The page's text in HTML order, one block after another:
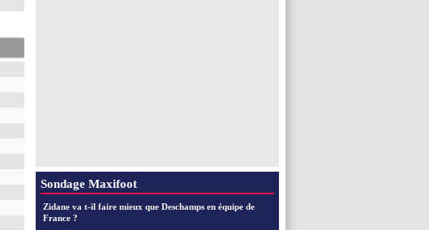
Sondage Maxifoot
Zidane va t-il faire mieux que Deschamps en équipe de
France ?